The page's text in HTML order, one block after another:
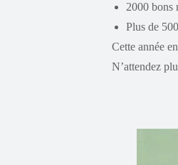
2000 bons
Plus de
Cette année
N’attendez